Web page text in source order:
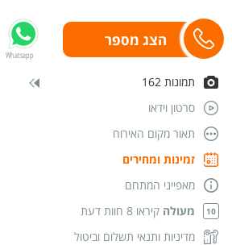
Whatsapp
תמונות 162
סרטון וידאו
תאור מקום האירוח
זמינות ומחירים
מאפייני המתחם
10 מעולה קיראו 8 חוות דעת
מדיניות ותנאי תשלום וביטול